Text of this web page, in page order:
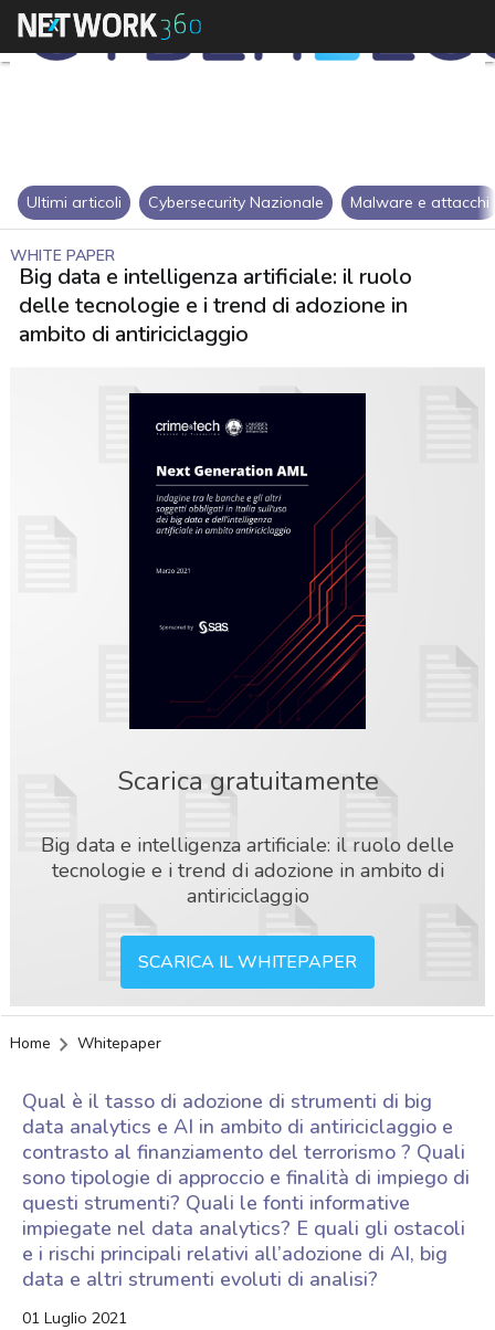
Ultimi articoli Cybersecurity Nazionale Malware e attacchi
WHITE PAPER
Big data e intelligenza artificiale: il ruolo
delle tecnologie e i trend di adozione in
ambito di antiriciclaggio
Scarica gratuitamente
Big data e intelligenza artificiale: il ruolo delle
tecnologie e i trend di adozione in ambito di
antiriciclaggio
SCARICA IL WHITEPAPER
Home Whitepaper
Qual è il tasso di adozione di strumenti di big
data analytics e AI in ambito di antiriciclaggio e
contrasto al finanziamento del terrorismo ? Quali
sono tipologie di approccio e finalità di impiego di
questi strumenti? Quali le fonti informative
impiegate nel data analytics? E quali gli ostacoli
e i rischi principali relativi all’adozione di AI, big
data e altri strumenti evoluti di analisi?
01 Luglio 2021